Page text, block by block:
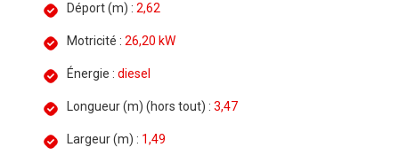
Déport (m) : 2,62
Motricité : 26,20 kW
Énergie : diesel
Longueur (m) (hors tout) : 3,47
Largeur (m) : 1,49